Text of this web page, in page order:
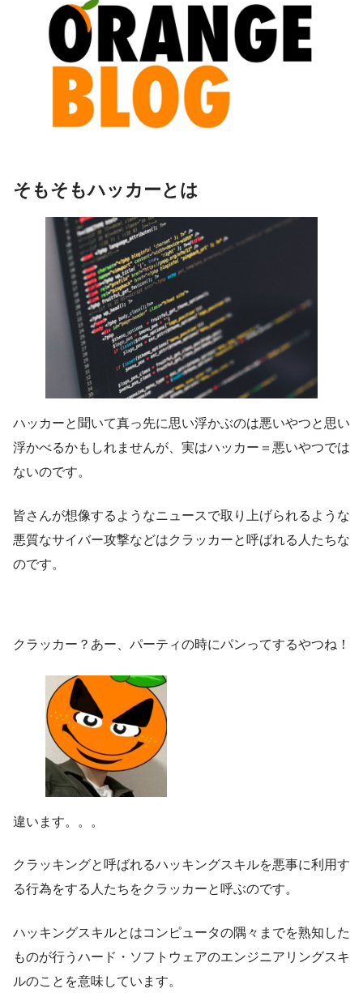
そもそもハッカーとは
ハッカーと聞いて真っ先に思い浮かぶのは悪いやつと思い
浮かべるかもしれませんが、実はハッカー＝悪いやつでは
ないのです。
皆さんが想像するようなニュースで取り上げられるような
悪質なサイバー攻撃などはクラッカーと呼ばれる人たちな
のです。
クラッカー？あー、パーティの時にパンってするやつね！
違います。。。
クラッキングと呼ばれるハッキングスキルを悪事に利用す
る行為をする人たちをクラッカーと呼ぶのです。
ハッキングスキルとはコンピュータの隅々までを熟知した
ものが行うハード・ソフトウェアのエンジニアリングスキ
ルのことを意味しています。